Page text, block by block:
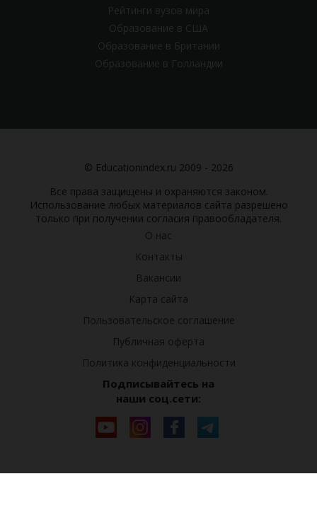
Рейтинги вузов мира
Образование в США
Образование в Британии
Образование в Голландии
© Educationindex.ru 2009 - 2026
Все права защищены и охраняются законом.
Использование любых материалов сайта разрешено
только при получении согласия правообладателя.
О нас
Контакты
Вакансии
Карта сайта
Пользовательское соглашение
Публичная оферта
Политика конфиденциальности
Подписывайтесь на
наши соц.сети: